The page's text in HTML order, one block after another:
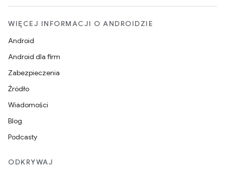
WIĘCEJ INFORMACJI O ANDROIDZIE
Android
Android dla firm
Zabezpieczenia
Źródło
Wiadomości
Blog
Podcasty
ODKRYWAJ